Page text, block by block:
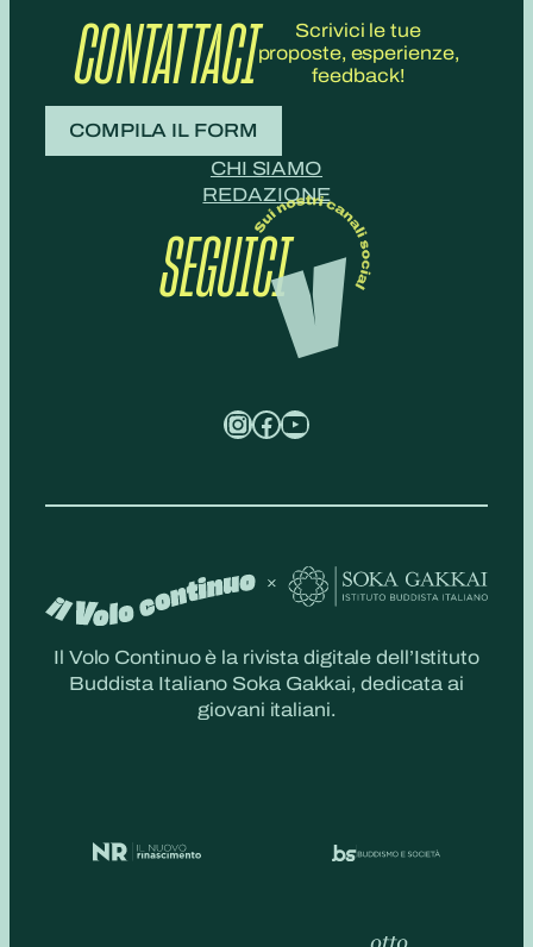
CONTATTACI
Scrivici le tue
proposte, esperienze,
feedback!
COMPILA IL FORM
CHI SIAMO
REDAZIONE
SEGUICI
InstagramFacebook YouTube
Il Volo Continuo è la rivista digitale dell’Istituto
Buddista Italiano Soka Gakkai, dedicata ai
giovani italiani.